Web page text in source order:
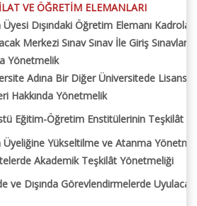
VE ÖĞRETİM ELEMANLARI
Dışındaki Öğretim Elemanı
Merkezi Sınav Sınav İle Giriş
Yönetmelik
Adına Bir Diğer Üniversitede
Hakkında Yönetmelik
Eğitim-Öğretim Enstitülerinin Teşkilât
Yükseltilme ve Atanma
Akademik Teşkilât Yönetmeliği
ve Dışında Görevlendirmelerde